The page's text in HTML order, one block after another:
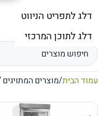
תפריט
עמוד הבית מוצרים